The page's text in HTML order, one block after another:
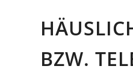
BZW.